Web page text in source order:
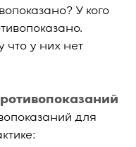
У кого
что у них нет
для